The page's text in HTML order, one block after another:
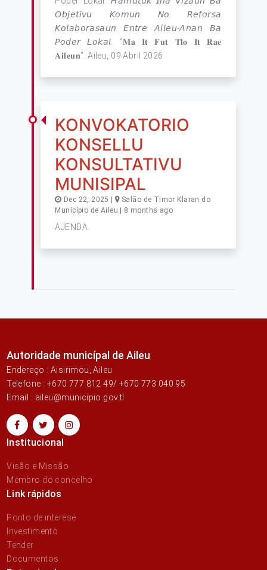
𝘖𝘣𝘫𝘦𝘵𝘪𝘷𝘶 𝘒𝘰𝘮𝘶𝘯 𝘕𝘰 𝘙𝘦𝘧𝘰𝘳𝘴𝘢
𝘒𝘰𝘭𝘢𝘣𝘰𝘳𝘢𝘴𝘢𝘶𝘯 𝘌𝘯𝘵𝘳𝘦 𝘈𝘪𝘭𝘦𝘶-𝘈𝘯𝘢𝘯 𝘉𝘢
𝘗𝘰𝘥𝘦𝘳 𝘓𝘰𝘬𝘢𝘭. “𝐌𝐚 𝐈𝐭 𝐅𝐮𝐭 𝐓𝐥𝐨 𝐈𝐭 𝐑𝐚𝐞
𝐀𝐢𝐥𝐞𝐮𝐧”. Aileu, 09 Abril 2026.
KONVOKATORIO
KONSELLU
KONSULTATIVU
MUNISIPAL
Dec 22, 2025 | Salão de Timor Klaran do
Município de Aileu | 8 months ago
AJENDA
Autoridade municípal de Aileu
Endereço : Aisirimou, Aileu
Telefone : +670 777 812 49/ +670 773 040 95
Email : aileu@municipio.gov.tl
Institucional
Visão e Missão
Membro do concelho
Link rápidos
Ponto de interese
Investimento
Tender
Documentos